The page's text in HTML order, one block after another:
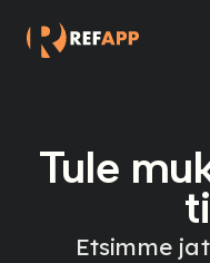
Tule
Etsimme